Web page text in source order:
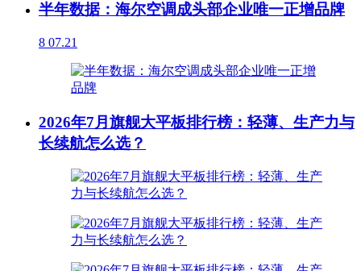
半年数据：海尔空调成头部企业唯一正增品牌
8 07.21
2026年7月旗舰大平板排行榜：轻薄、生产力与
长续航怎么选？